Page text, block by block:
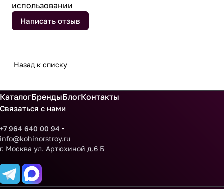
использовании
Написать отзыв
Назад к списку
КаталогБрендыБлогКонтакты
Связаться с нами
+7 964 640 00 94
info@kohinorstroy.ru
г. Москва ул. Артюхиной д.6 Б